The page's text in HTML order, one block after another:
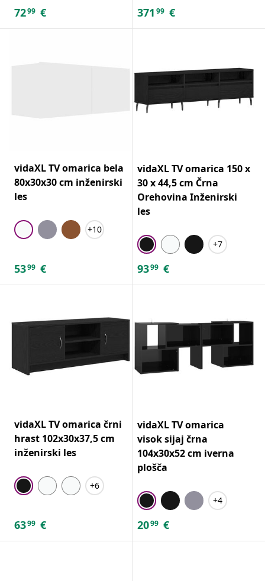
7299 € 371 99 €
vidaXL TV omarica bela
80x30x30 cm inženirski
les
+10
5399 €
vidaXL TV omarica 150 x
30 x 44,5 cm Črna
Orehovina Inženirski
les
+7
9399 €
vidaXL TV omarica črni
hrast 102x30x37,5 cm
inženirski les
+6
6399 €
vidaXL TV omarica
visok sijaj črna
104x30x52 cm iverna
plošča
+4
2099 €